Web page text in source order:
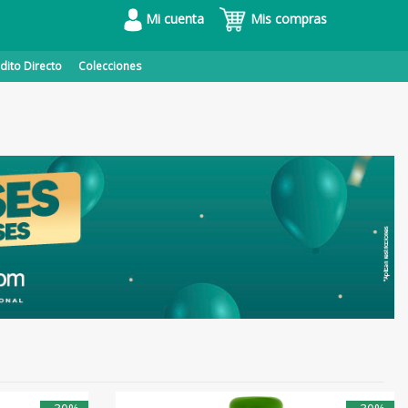
Mi cuenta Mis compras
Directo Colecciones